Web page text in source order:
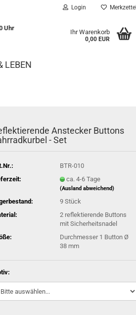
Login Merkzettel
Uhr
Ihr Warenkorb
0,00 EUR
LEBEN
Anstecker Buttons
- Set
BTR-010
ca. 4-6 Tage
(Ausland abweichend)
9 Stück
2 reflektierende Buttons
mit Sicherheitsnadel
Durchmesser 1 Button Ø
38 mm